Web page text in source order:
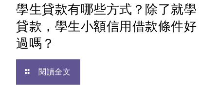
學生貸款有哪些方式？除了就學
貸款，學生小額信用借款條件好
過嗎？
閱讀全文